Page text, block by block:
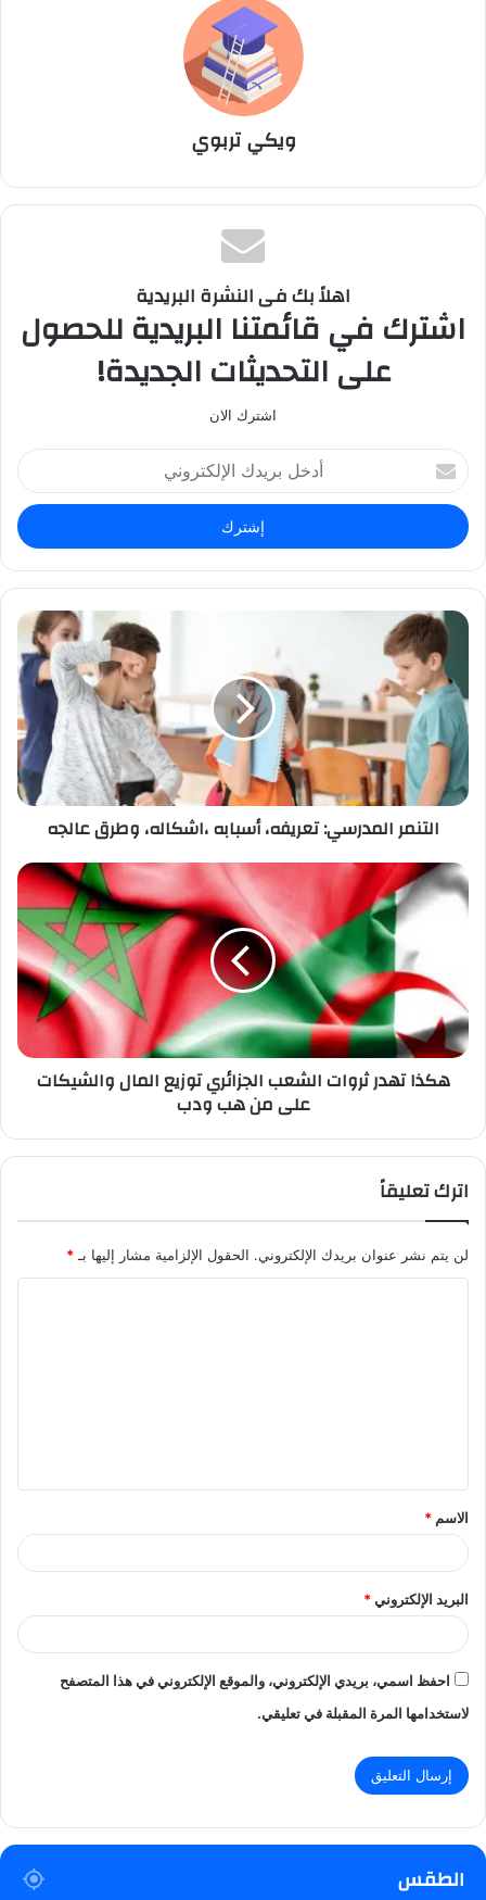
ويكي تربوي
اهلاً بك فى النشرة البريدية
اشترك في قائمتنا البريدية للحصول
على التحديثات الجديدة!
اشترك الان
أ
د
خ
ل
ر
د
إ
ل
ك
ر
ي
التنمر المدرسي: تعريفه، أسبابه ،اشكاله، وطرق عالجه
هكذا تهدر ثروات الشعب الجزائري توزيع المال والشيكات
على من هب ودب
اترك تعليقاً
لن يتم نشر عنوان بريدك الإلكتروني. الحقول الإلزامية مشار إليها بـ*
ق
*
الاسم *
البريد الإلكتروني*
احفظ اسمي، بريدي الإلكتروني، والموقع الإلكتروني في هذا المتصفح
لاستخدامها المرة المقبلة في تعليقي.
الطقس